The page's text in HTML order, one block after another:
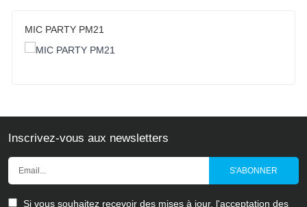
MIC PARTY PM21
Inscrivez-vous aux newsletters
S'ABONNER
Si vous souhaitez recevoir des mises à jour, l'acceptation des